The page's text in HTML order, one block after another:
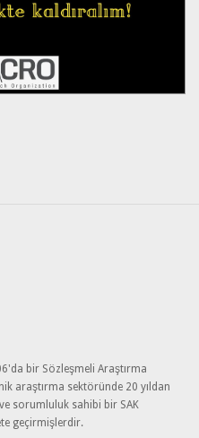
bir Sözleşmeli Araştırma
araştırma sektöründe 20 yıldan
sorumluluk sahibi bir SAK
geçirmişlerdir.